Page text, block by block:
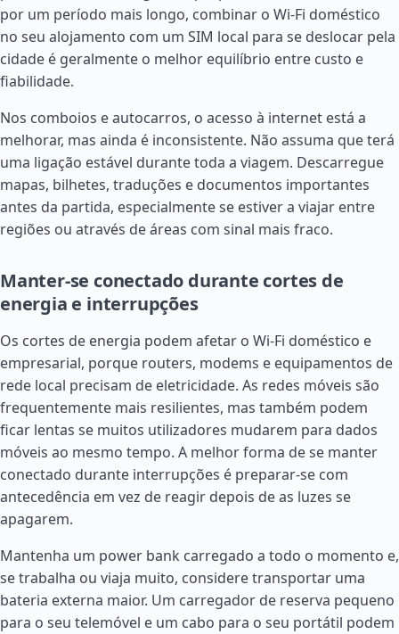
por um período mais longo, combinar o Wi-Fi doméstico
no seu alojamento com um SIM local para se deslocar pela
cidade é geralmente o melhor equilíbrio entre custo e
fiabilidade.
Nos comboios e autocarros, o acesso à internet está a
melhorar, mas ainda é inconsistente. Não assuma que terá
uma ligação estável durante toda a viagem. Descarregue
mapas, bilhetes, traduções e documentos importantes
antes da partida, especialmente se estiver a viajar entre
regiões ou através de áreas com sinal mais fraco.
Manter-se conectado durante cortes de
energia e interrupções
Os cortes de energia podem afetar o Wi-Fi doméstico e
empresarial, porque routers, modems e equipamentos de
rede local precisam de eletricidade. As redes móveis são
frequentemente mais resilientes, mas também podem
ficar lentas se muitos utilizadores mudarem para dados
móveis ao mesmo tempo. A melhor forma de se manter
conectado durante interrupções é preparar-se com
antecedência em vez de reagir depois de as luzes se
apagarem.
Mantenha um power bank carregado a todo o momento e,
se trabalha ou viaja muito, considere transportar uma
bateria externa maior. Um carregador de reserva pequeno
para o seu telemóvel e um cabo para o seu portátil podem